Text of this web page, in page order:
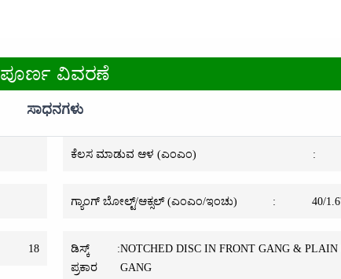
ಪೂರ್ಣ ವಿವರಣೆ
ಸಾಧನಗಳು
ಕೆಲಸ ಮಾಡುವ ಆಳ (ಎಂಎಂ) :
ಗ್ಯಾಂಗ್ ಬೋಲ್ಟ್/ಆಕ್ಸಲ್ (ಎಂಎಂ/ಇಂಚು) : 40/
18
ಡಿಸ್ಕ್
ಪ್ರಕಾರ
:NOTCHED DISC IN FRONT GANG & PLAIN
GANG